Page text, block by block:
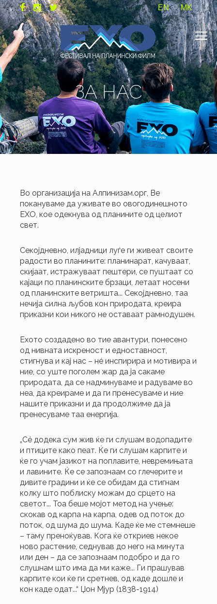
EN MK
ЗА НАС
Во организација на Алпинизам.орг, Ве
покануваме да уживате во овогодинешното
ЕХО, кое одекнува од планините од целиот
свет.
Секојдневно, илјадници луѓе ги живеат своите
радости во планините: планинарат, качуваат,
скијаат, истражуваат пештери, се пуштаат со
кајаци по планинските брзаци, летаат носени
од планинските ветришта... Секојдневно, таа
нечија силна љубов кон природата, креира
приказни кои никого не оставаат рамнодушен.
Ехото создадено во тие авантури, понесено
од нивната искреност и едноставност,
стигнува и кај нас – нé инспирира и мотивира и
ние, со уште поголем жар да ја сакаме
природата, да се надминуваме и радуваме во
неа, да креираме и да ги пренесуваме и ние
нашите приказни и да продолжиме да ја
пренесуваме таа енергија.
„Сé додека сум жив ќе ги слушам водопадите
и птиците како пеат. Ќе ги слушам карпите и
ќе го учам јазикот на поплавите, невремињата
и лавините. Ќе се запознаам со глечерите и
дивите градини и ќе се обидам да стигнам
колку што поблиску можам до срцето на
светот... Тоа беше мојот метод на учење:
скокав од карпа на карпа, одев од поток до
поток, од шума до шума. Каде ќе ме стемнеше
– таму преноќував. Кога ќе откриев некое
ново растение, седнував до него на минута
или ден – да се запознаам подобро и да го
слушнам што има да ми каже... Ги прашував
карпите кои ќе ги сретнев, од каде дошле и
кон каде одат...“ Џон Мјур (1838-1914)